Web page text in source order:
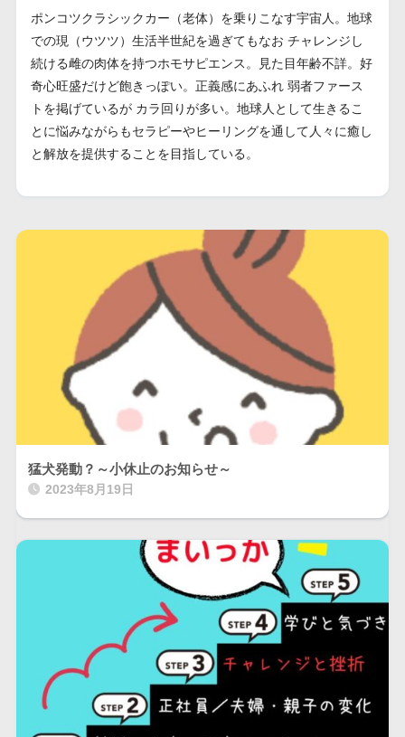
ポンコツクラシックカー（老体）を乗りこなす宇宙人。地球
での現（ウツツ）生活半世紀を過ぎてもなお チャレンジし
続ける雌の肉体を持つホモサピエンス。見た目年齢不詳。好
奇心旺盛だけど飽きっぽい。正義感にあふれ 弱者ファース
トを掲げているが カラ回りが多い。地球人として生きるこ
とに悩みながらもセラピーやヒーリングを通して人々に癒し
と解放を提供することを目指している。
猛犬発動？～小休止のお知らせ～
2023年8月19日